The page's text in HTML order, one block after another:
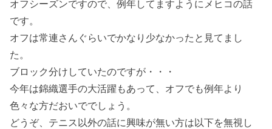
オフシーズンですので、例年してますようにメヒコの話
です。
オフは常連さんぐらいでかなり少なかったと見てまし
た。
ブロック分けしていたのですが・・・
今年は錦織選手の大活躍もあって、オフでも例年より
色々な方だおいででしょう。
どうぞ、テニス以外の話に興味が無い方は以下を無視し